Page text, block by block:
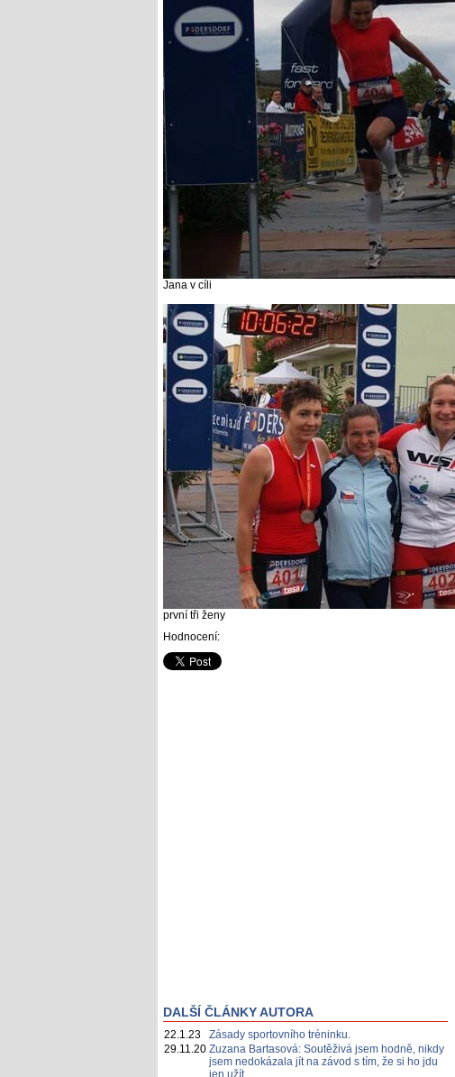
Jana v cíli
první tři ženy
Hodnocení:
DALŠÍ ČLÁNKY AUTORA
22.1.23
Zásady sportovního tréninku.
29.11.20 Zuzana Bartasová: Soutěživá jsem hodně, nikdy
jsem nedokázala jít na závod s tím, že si ho jdu
jen užít